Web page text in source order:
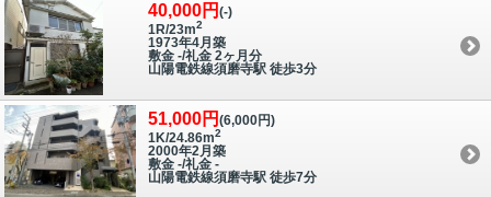
40,000円 (-)
1R/23m2
1973年4月築
敷金 -/礼金 2ヶ月分
山陽電鉄線須磨寺駅 徒歩3分
51,000円 (6,000円)
1K/24.86m2
2000年2月築
敷金 -/礼金 -
山陽電鉄線須磨寺駅 徒歩7分